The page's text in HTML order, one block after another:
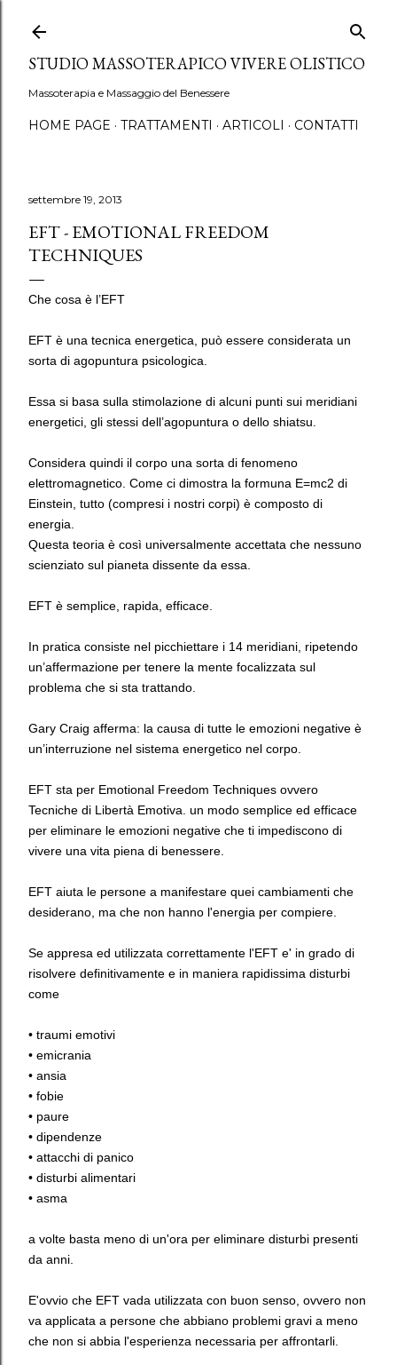
STUDIO MASSOTERAPICO VIVERE OLISTICO
Massoterapia e Massaggio del Benessere
HOME PAGE TRATTAMENTI ARTICOLI CONTATTI
settembre 19, 2013
EFT - EMOTIONAL FREEDOM
TECHNIQUES
Che cosa è l’EFT
EFT è una tecnica energetica, può essere considerata un
sorta di agopuntura psicologica.
Essa si basa sulla stimolazione di alcuni punti sui meridiani
energetici, gli stessi dell’agopuntura o dello shiatsu.
Considera quindi il corpo una sorta di fenomeno
elettromagnetico. Come ci dimostra la formuna E=mc2 di
Einstein, tutto (compresi i nostri corpi) è composto di
energia.
Questa teoria è così universalmente accettata che nessuno
scienziato sul pianeta dissente da essa.
EFT è semplice, rapida, efficace.
In pratica consiste nel picchiettare i 14 meridiani, ripetendo
un’affermazione per tenere la mente focalizzata sul
problema che si sta trattando.
Gary Craig afferma: la causa di tutte le emozioni negative è
un’interruzione nel sistema energetico nel corpo.
EFT sta per Emotional Freedom Techniques ovvero
Tecniche di Libertà Emotiva. un modo semplice ed efficace
per eliminare le emozioni negative che ti impediscono di
vivere una vita piena di benessere.
EFT aiuta le persone a manifestare quei cambiamenti che
desiderano, ma che non hanno l'energia per compiere.
Se appresa ed utilizzata correttamente l'EFT e' in grado di
risolvere definitivamente e in maniera rapidissima disturbi
come
• traumi emotivi
• emicrania
• ansia
• fobie
• paure
• dipendenze
• attacchi di panico
• disturbi alimentari
• asma
a volte basta meno di un'ora per eliminare disturbi presenti
da anni.
E'ovvio che EFT vada utilizzata con buon senso, ovvero non
va applicata a persone che abbiano problemi gravi a meno
che non si abbia l'esperienza necessaria per affrontarli.